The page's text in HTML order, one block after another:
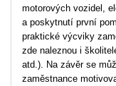
motorových vozidel,
a poskytnutí první
praktické výcviky
zde naleznou i
atd.). Na závěr se
zaměstnance